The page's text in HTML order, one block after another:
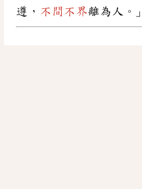
遵， 不間不界離為人。」